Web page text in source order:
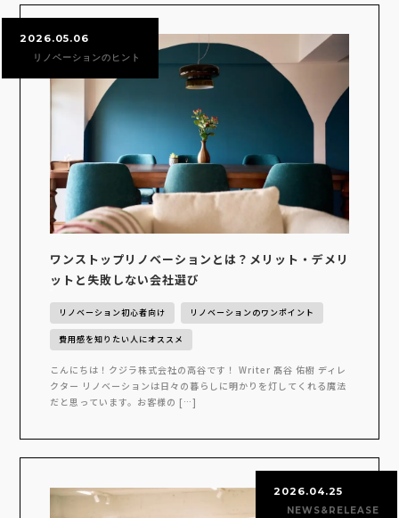
2026.05.06
リノベーションのヒント
ワンストップリノベーションとは？メリット・デメリ
ットと失敗しない会社選び
リノベーション初心者向け リノベーションのワンポイント
費用感を知りたい人にオススメ
こんにちは！クジラ株式会社の高谷です！ Writer 髙谷 佑樹 ディレ
クター リノベーションは日々の暮らしに明かりを灯してくれる魔法
だと思っています。お客様の […]
2026.04.25
NEWS&RELEASE